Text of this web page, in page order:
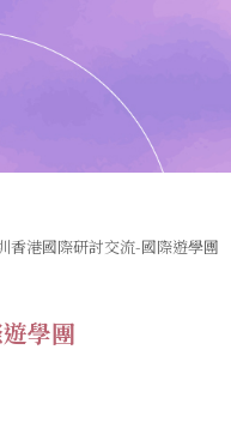
香港國際研討交流-國際遊學團
學團